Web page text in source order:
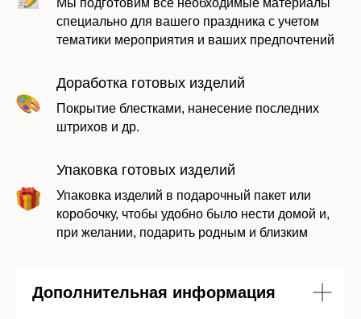
специально для вашего праздника с учетом
тематики мероприятия и ваших предпочтений
Доработка готовых изделий
Покрытие блестками, нанесение последних
штрихов и др.
Упаковка готовых изделий
Упаковка изделий в подарочный пакет или
коробочку, чтобы удобно было нести домой и,
при желании, подарить родным и близким
Дополнительная информация
политикой